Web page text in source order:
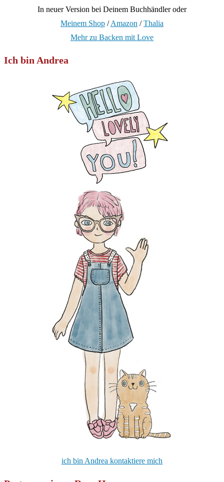
In neuer Version bei Deinem Buchhändler oder
Meinem Shop /Amazon /Thalia
Mehr zu Backen mit Love
Ich bin Andrea
ich bin Andrea kontaktiere mich